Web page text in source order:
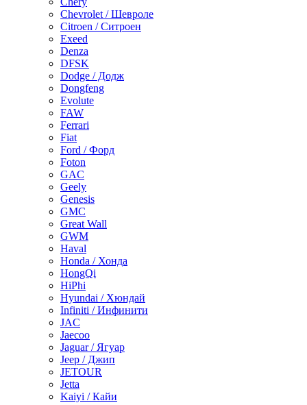
Chevrolet / Шевроле
Citroen / Ситроен
Exeed
Denza
DFSK
Dodge / Додж
Dongfeng
Evolute
FAW
Ferrari
Fiat
Ford / Форд
Foton
GAC
Geely
Genesis
GMC
Great Wall
GWM
Haval
Honda / Хонда
HongQi
HiPhi
Hyundai / Хюндай
Infiniti / Инфинити
JAC
Jaecoo
Jaguar / Ягуар
Jeep / Джип
JETOUR
Jetta
Kaiyi / Кайи